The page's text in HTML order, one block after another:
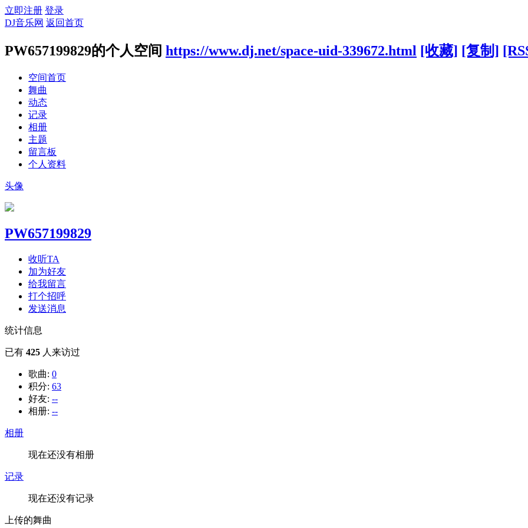
立即注册 登录
DJ音乐网 返回首页
PW657199829的个人空间 https://www.dj.net/space-uid-339672.html [收藏] [复制]
空间首页
舞曲
动态
记录
相册
主题
留言板
个人资料
头像
PW657199829
收听TA
加为好友
给我留言
打个招呼
发送消息
统计信息
已有 425 人来访过
歌曲: 0
积分: 63
好友: --
相册: --
相册
现在还没有相册
记录
现在还没有记录
上传的舞曲